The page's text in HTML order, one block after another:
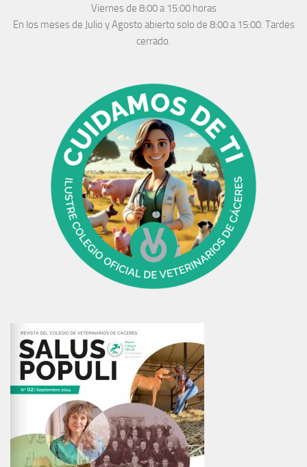
Viernes de 8:00 a 15:00 horas
En los meses de Julio y Agosto abierto solo de 8:00 a 15:00. Tardes
cerrado.